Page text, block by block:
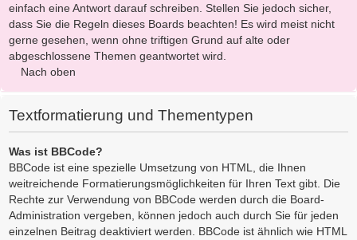
einfach eine Antwort darauf schreiben. Stellen Sie jedoch sicher,
dass Sie die Regeln dieses Boards beachten! Es wird meist nicht
gerne gesehen, wenn ohne triftigen Grund auf alte oder
abgeschlossene Themen geantwortet wird.
Nach oben
Textformatierung und Thementypen
Was ist BBCode?
BBCode ist eine spezielle Umsetzung von HTML, die Ihnen
weitreichende Formatierungsmöglichkeiten für Ihren Text gibt. Die
Rechte zur Verwendung von BBCode werden durch die Board-
Administration vergeben, können jedoch auch durch Sie für jeden
einzelnen Beitrag deaktiviert werden. BBCode ist ähnlich wie HTML